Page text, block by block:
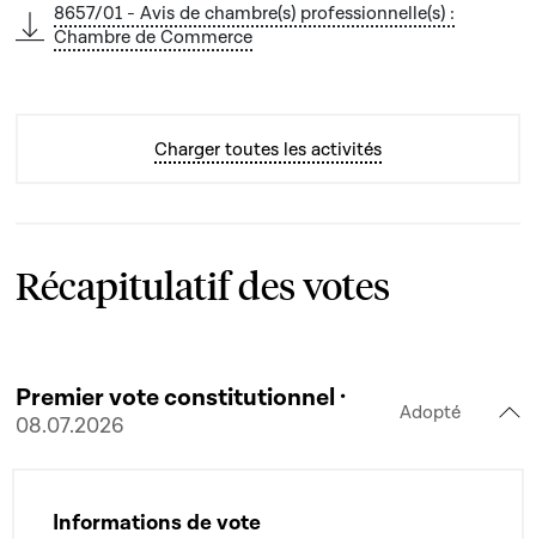
8657/01 - Avis de chambre(s) professionnelle(s) :
Chambre de Commerce
Charger toutes les activités
Récapitulatif des votes
Premier vote constitutionnel ·
08.07.2026
Adopté
Informations de vote